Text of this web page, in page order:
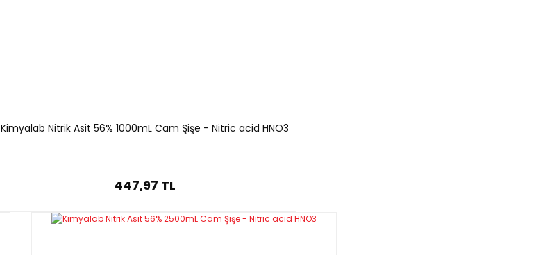
Kimyalab Nitrik Asit 56% 1000mL Cam Şişe - Nitric acid HNO3
447,97 TL